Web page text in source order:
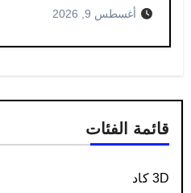
أغسطس 9, 2026
قائمة الفئات
3D كاد